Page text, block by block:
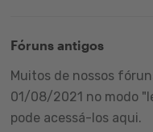
Fóruns antigos
Muitos de nossos
01/08/2021 no modo
pode acessá-los aqui.